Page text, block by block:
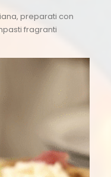
preparati con
fragranti